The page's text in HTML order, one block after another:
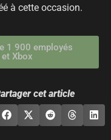
à cette occasion.
1 900 employés
Xbox
cet article